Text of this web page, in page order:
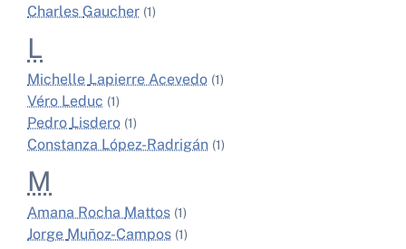
Charles Gaucher (1)
L
Michelle Lapierre Acevedo (1)
Véro Leduc (1)
Pedro Lisdero (1)
Constanza López-Radrigán (1)
M
Amana Rocha Mattos (1)
Jorge Muñoz-Campos (1)